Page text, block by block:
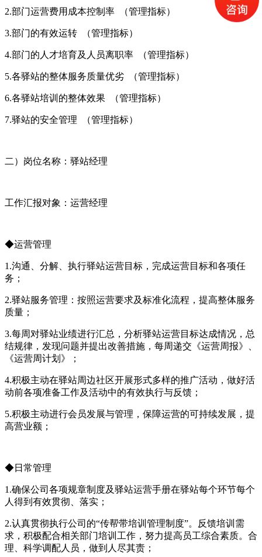
2.部门运营费用成本控制率 （管理指标）
3.部门的有效运转 （管理指标）
4.部门的人才培育及人员离职率 （管理指标）
5.各驿站的整体服务质量优劣 （管理指标）
6.各驿站培训的整体效果 （管理指标）
7.驿站的安全管理 （管理指标）
二）岗位名称：驿站经理
工作汇报对象：运营经理
◆运营管理
1.沟通、分解、执行驿站运营目标，完成运营目标和各项任
务；
2.驿站服务管理：按照运营要求及标准化流程，提高整体服务
质量；
3.每周对驿站业绩进行汇总，分析驿站运营目标达成情况，总
结规律，发现问题并提出改善措施，每周递交《运营周报》、
《运营周计划》；
4.积极主动在驿站周边社区开展形式多样的推广活动，做好活
动前各项准备工作及活动中的有效执行与反馈；
5.积极主动进行会员发展与管理，保障运营的可持续发展，提
高营业额；
◆日常管理
1.确保公司各项规章制度及驿站运营手册在驿站每个环节每个
人得到有效贯彻、落实；
2.认真贯彻执行公司的“传帮带培训管理制度”。反馈培训需
求，积极配合相关部门培训工作，努力提高员工综合素质。合
理、科学调配人员，做到人尽其责；